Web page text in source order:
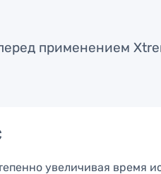
применением
увеличивая время